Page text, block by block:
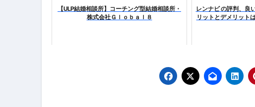
【ULP結婚相談所】コーチング型結婚相談所・
株式会社Ｇｌｏｂａｌ８
レンナビ の評判、良
リットとデメリット